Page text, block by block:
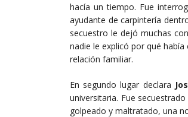
hacía un tiempo. Fue
ayudante de carpintería
secuestro le dejó muchas
nadie le explicó por qué
relación familiar.
En segundo lugar declara
universitaria. Fue
golpeado y maltratado, una